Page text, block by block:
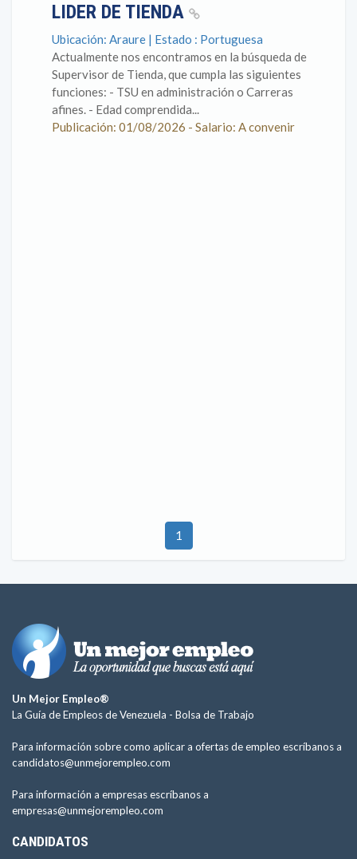
LIDER DE TIENDA
Ubicación: Araure | Estado : Portuguesa
Actualmente nos encontramos en la búsqueda de
Supervisor de Tienda, que cumpla las siguientes
funciones: - TSU en administración o Carreras
afines. - Edad comprendida...
Publicación: 01/08/2026 - Salario: A convenir
1
Un Mejor Empleo®
La Guía de Empleos de Venezuela - Bolsa de Trabajo
Para información sobre como aplicar a ofertas de empleo escríbanos a
candidatos@unmejorempleo.com
Para información a empresas escríbanos a
empresas@unmejorempleo.com
CANDIDATOS